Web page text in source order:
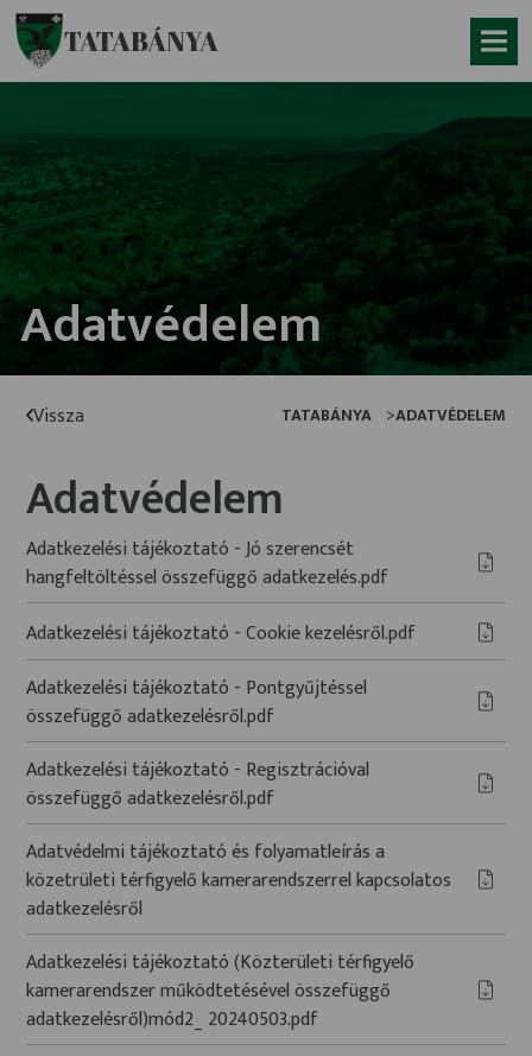
Ugrás a fő tartalomhoz
TATABÁNYA
Adatvédelem
Vissza TATABÁNYA ADATVÉDELEM
Adatvédelem
Adatkezelési tájékoztató - Jó szerencsét
hangfeltöltéssel összefüggő adatkezelés.pdf
Adatkezelési tájékoztató - Cookie kezelésről.pdf
Adatkezelési tájékoztató - Pontgyűjtéssel
összefüggő adatkezelésről.pdf
Adatkezelési tájékoztató - Regisztrációval
összefüggő adatkezelésről.pdf
Adatvédelmi tájékoztató és folyamatleírás a
közetrületi térfigyelő kamerarendszerrel kapcsolatos
adatkezelésről
Adatkezelési tájékoztató (Közterületi térfigyelő
kamerarendszer működtetésével összefüggő
adatkezelésről)mód2_ 20240503.pdf